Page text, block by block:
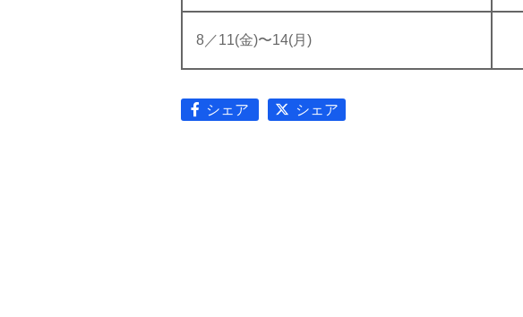
8／11(金)〜14(月)
シェア シェア